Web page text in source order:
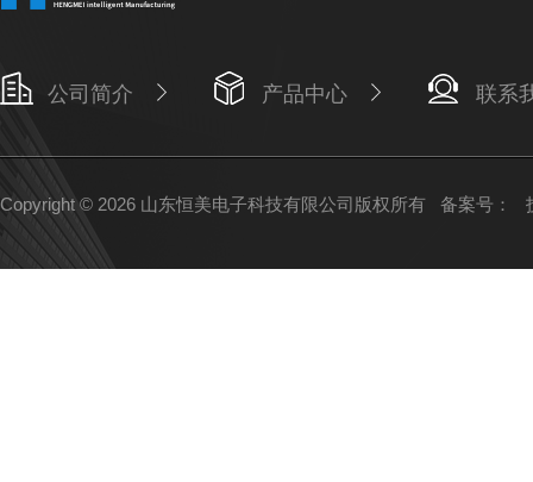
公司简介 产品中心 联系
Copyright © 2026 山东恒美电子科技有限公司版权所有 备案号：